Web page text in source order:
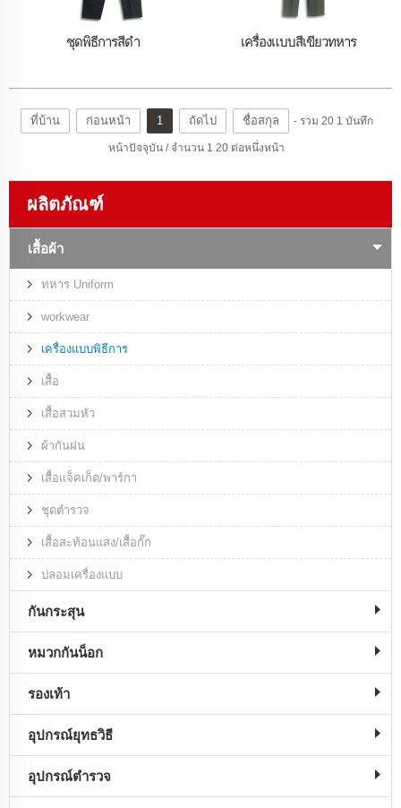
ชุดพิธีการสีดำ เครื่องแบบสีเขียวทหาร
ที่บ้าน ก่อนหน้า 1 ถัดไป ชื่อสกุล - รวม 20 1 บันทึก
หน้าปัจจุบัน / จำนวน 1 20 ต่อหนึ่งหน้า
ผลิตภัณฑ์
เสื้อผ้า
ทหาร Uniform
workwear
เครื่องแบบพิธีการ
เสื้อ
เสื้อสวมหัว
ผ้ากันฝน
เสื้อแจ็คเก็ต/พาร์กา
ชุดตำรวจ
เสื้อสะท้อนแสง/เสื้อกั๊ก
ปลอมเครื่องแบบ
กันกระสุน
หมวกกันน็อก
รองเท้า
อุปกรณ์ยุทธวิธี
อุปกรณ์ตำรวจ